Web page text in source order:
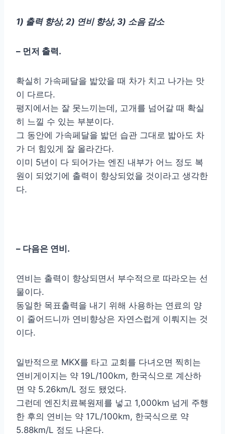
1) 출력 향상, 2) 연비 향상, 3) 소음 감소
– 먼저 출력.
확실히 가속페달을 밟았을 때 차가 치고 나가는 맛
이 다르다.
평지에서는 잘 못느끼는데, 고개를 넘어갈 때 확실
히 느낄 수 있는 부분이다.
그 동안에 가속페달을 밟던 습관 그대로 밟아도 차
가 더 힘있게 잘 올라간다.
이미 5년이 다 되어가는 엔진 내부가 어느 정도 복
원이 되었기에 출력이 향상되었을 것이라고 생각한
다.
– 다음은 연비.
연비는 출력이 향상되면서 부수적으로 따라오는 선
물이다.
동일한 목표출력을 내기 위해 사용하는 연료의 양
이 줄어드니까 연비향상은 자연스럽게 이뤄지는 것
이다.
일반적으로 MKX를 타고 교회를 다녀오면 찍히는
연비게이지는 약 19L/100km, 한국식으로 계산하
면 약 5.26km/L 정도 됐었다.
그런데 엔진치료복원제를 넣고 1,000km 넘게 주행
한 후의 연비는 약 17L/100km, 한국식으로 약
5.88km/L 정도 나온다.